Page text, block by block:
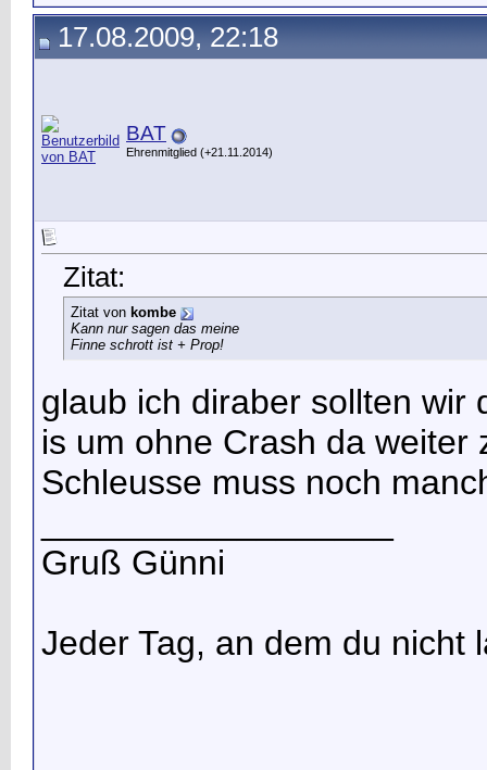
17.08.2009, 22:18
BAT
Ehrenmitglied (+21.11.2014)
Zitat:
Zitat von kombe
Kann nur sagen das meine
Finne schrott ist + Prop!
glaub ich diraber sollten wir
is um ohne Crash da
Schleusse muss noch
Gruß Günni
Jeder Tag, an dem du nicht